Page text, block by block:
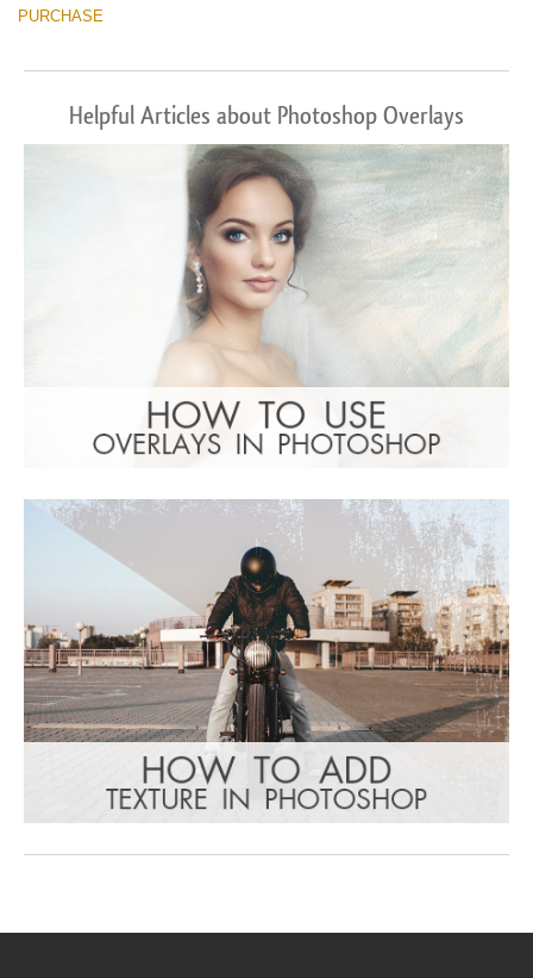
PURCHASE
Helpful Articles about Photoshop Overlays